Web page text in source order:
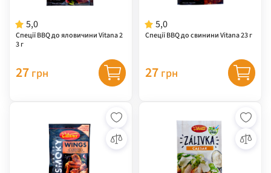
5,0
Спеції ВВQ до яловичини Vitana 2
3 г
27 грн
5,0
Спеції ВВQ до свинини Vitana 23 г
27 грн